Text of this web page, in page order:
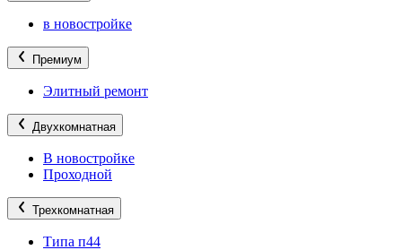
в новостройке
Премиум
Элитный ремонт
Двухкомнатная
В новостройке
Проходной
Трехкомнатная
Типа п44